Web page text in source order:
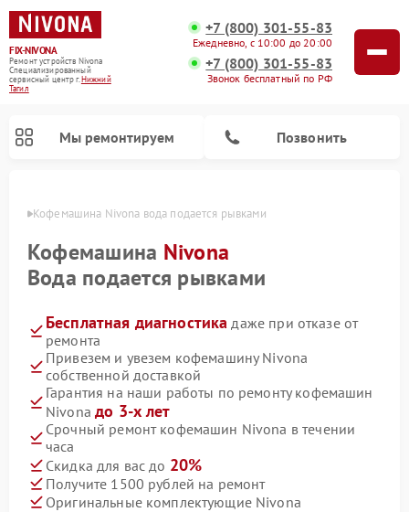
FIX-NIVONA
Ремонт устройств Nivona
Специализированный
cервисный центр г.Нижний
Тагил
+7 (800) 301-55-83
Ежедневно, с 10:00 до 20:00
+7 (800) 301-55-83
Звонок бесплатный по РФ
Мы ремонтируем Позвонить
Кофемашина Nivona вода подается рывками
Кофемашина Nivona
Вода подается рывками
Бесплатная диагностика даже при отказе от
ремонта
Привезем и увезем кофемашину Nivona
собственной доставкой
Гарантия на наши работы по ремонту кофемашин
Nivonaдо 3-х лет
Срочный ремонт кофемашин Nivona в течении
часа
Скидка для вас до 20%
Получите 1500 рублей на ремонт
Оригинальные комплектующие Nivona